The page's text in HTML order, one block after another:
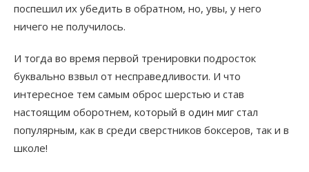
поспешил их убедить в обратном, но, увы, у него
ничего не получилось.
И тогда во время первой тренировки подросток
буквально взвыл от несправедливости. И что
интересное тем самым оброс шерстью и став
настоящим оборотнем, который в один миг стал
популярным, как в среди сверстников боксеров, так и в
школе!